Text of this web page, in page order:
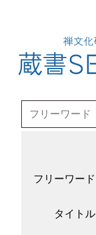
フリーワード
タイトル